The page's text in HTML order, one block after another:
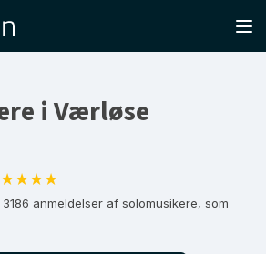
i Værløse
anmeldelser af solomusikere, som